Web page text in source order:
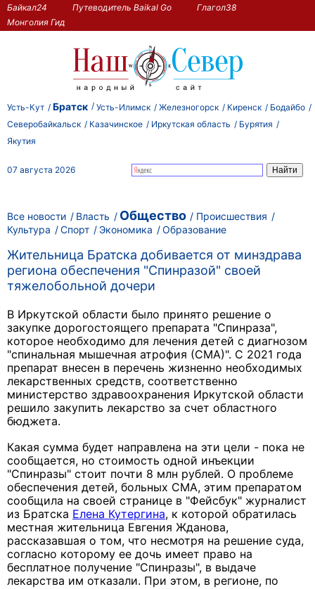
Байкал24 Путеводитель Baikal Go
Глагол38
Монголия Гид
Усть-Кут Братск Усть-Илимск Железногорск Киренск
Бодайбо
Северобайкальск
Казачинское Иркутская область
Бурятия
Якутия
07 августа 2026
Все новости Власть Общество
Происшествия
Культура
Спорт Экономика Образование
Жительница Братска добивается от минздрава
региона обеспечения "Спинразой" своей
тяжелобольной дочери
В Иркутской области было принято решение о
закупке дорогостоящего препарата "Спинраза",
которое необходимо для лечения детей с диагнозом
"спинальная мышечная атрофия (СМА)". С 2021 года
препарат внесен в перечень жизненно необходимых
лекарственных средств, соответственно
министерство здравоохранения Иркутской области
решило закупить лекарство за счет областного
бюджета.
Какая сумма будет направлена на эти цели - пока не
сообщается, но стоимость одной инъекции
"Спинразы" стоит почти 8 млн рублей. О проблеме
обеспечения детей, больных СМА, этим препаратом
сообщила на своей странице в "Фейсбук" журналист
из Братска Елена Кутергина, к которой обратилась
местная жительница Евгения Жданова,
рассказавшая о том, что несмотря на решение суда,
согласно которому ее дочь имеет право на
бесплатное получение "Спинразы", в выдаче
лекарства им отказали. При этом, в регионе, по